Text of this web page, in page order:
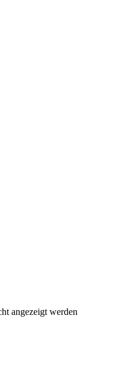
angezeigt werden